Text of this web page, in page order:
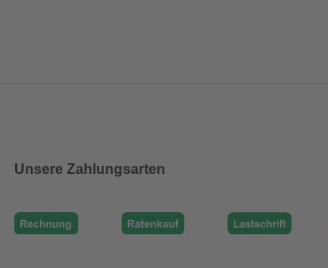
Unsere Zahlungsarten